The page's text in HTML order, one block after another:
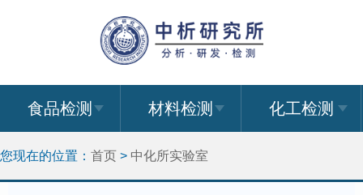
食品检测 材料检测 化工检测
您现在的位置： 首页 > 中化所实验室